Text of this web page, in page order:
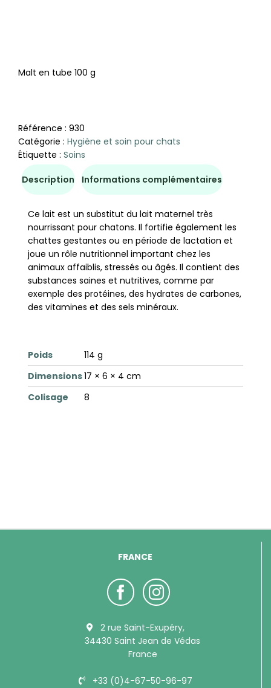
Malt en tube 100 g
Référence : 930
Catégorie : Hygiène et soin pour chats
Étiquette : Soins
Description Informations complémentaires
Ce lait est un substitut du lait maternel très
nourrissant pour chatons. Il fortifie également les
chattes gestantes ou en période de lactation et
joue un rôle nutritionnel important chez les
animaux affaiblis, stressés ou âgés. Il contient des
substances saines et nutritives, comme par
exemple des protéines, des hydrates de carbones,
des vitamines et des sels minéraux.
Poids
114 g
Dimensions17 × 6 × 4 cm
Colisage
8
FRANCE
2 rue Saint-Exupéry,
34430 Saint Jean de Védas
France
+33 (0)4-67-50-96-97